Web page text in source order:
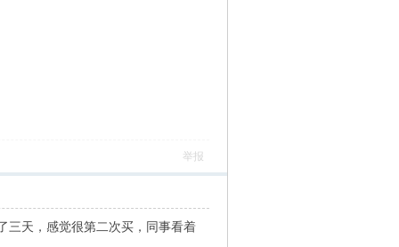
举报
三天，感觉很第二次买，同事看着